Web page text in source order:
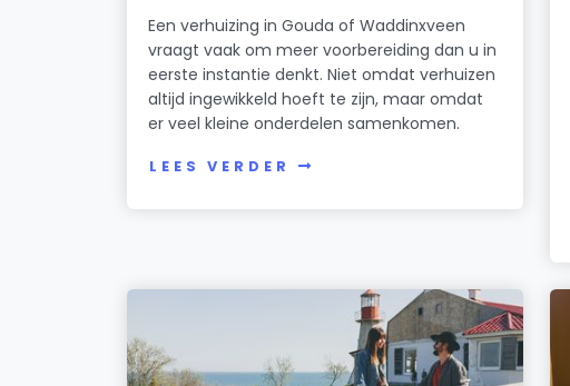
Een verhuizing in Gouda of Waddinxveen
vraagt vaak om meer voorbereiding dan u in
eerste instantie denkt. Niet omdat verhuizen
altijd ingewikkeld hoeft te zijn, maar omdat
er veel kleine onderdelen samenkomen.
LEES VERDER